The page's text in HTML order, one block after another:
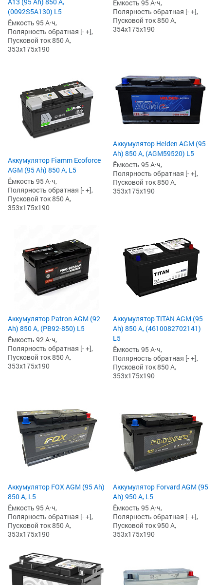
(0092S5A130) L5
Ёмкость 95 А·ч,
Полярность обратная [- +],
Пусковой ток 850 А,
353x175x190
Ёмкость 95 А·ч,
Полярность обратная [- +],
Пусковой ток 850 А,
354x175x190
Аккумулятор Fiamm Ecoforce
AGM (95 Ah) 850 A, L5
Ёмкость 95 А·ч,
Полярность обратная [- +],
Пусковой ток 850 А,
353x175x190
Аккумулятор Helden AGM (95
Ah) 850 А, (AGM59520) L5
Ёмкость 95 А·ч,
Полярность обратная [- +],
Пусковой ток 850 А,
353x175x190
Аккумулятор Patron AGM (92
Ah) 850 А, (PB92-850) L5
Ёмкость 92 А·ч,
Полярность обратная [- +],
Пусковой ток 850 А,
353x175x190
Аккумулятор TITAN AGM (95
Ah) 850 А, (4610082702141)
L5
Ёмкость 95 А·ч,
Полярность обратная [- +],
Пусковой ток 850 А,
353x175x190
Аккумулятор FOX AGM (95 Ah)
850 А, L5
Ёмкость 95 А·ч,
Полярность обратная [- +],
Пусковой ток 850 А,
353x175x190
Аккумулятор Forvard AGM (95
Ah) 950 А, L5
Ёмкость 95 А·ч,
Полярность обратная [- +],
Пусковой ток 950 А,
353x175x190